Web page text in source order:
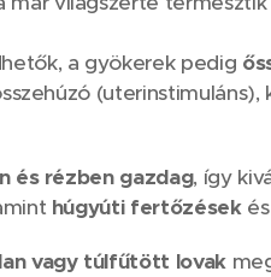
a gyökerek pedig
és rézben gazdag, így
húgyúti fertőzésekés
vagy túlfűtött lovak